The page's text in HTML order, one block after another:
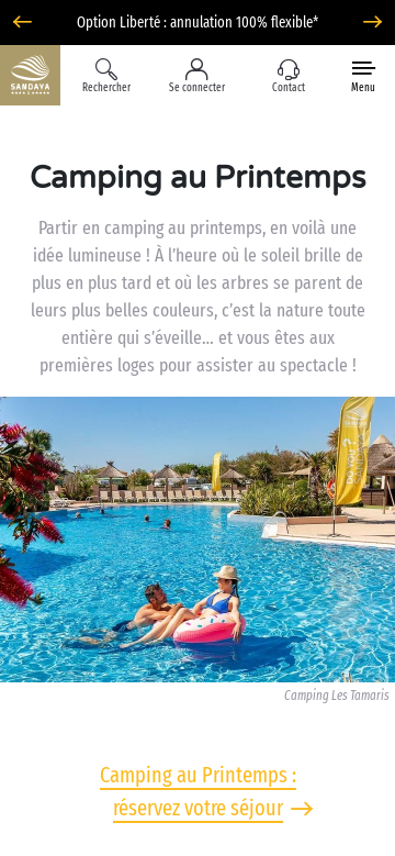
Option Liberté : annulation 100% flexible*
Rechercher Se connecter Contact Menu
Camping au Printemps
Partir en camping au printemps, en voilà une
idée lumineuse ! À l’heure où le soleil brille de
plus en plus tard et où les arbres se parent de
leurs plus belles couleurs, c’est la nature toute
entière qui s’éveille… et vous êtes aux
premières loges pour assister au spectacle !
Camping Les Tamaris
Camping au Printemps :
réservez votre séjour